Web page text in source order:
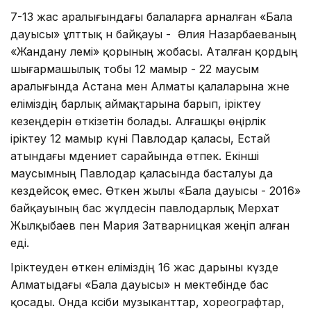
7-13 жас аралығындағы балаларға арналған «Бала
дауысы» ұлттық ән байқауы - Әлия Назарбаеваның
«Жандану әлемі» қорының жобасы. Аталған қордың
шығармашылық тобы 12 мамыр - 22 маусым
аралығында Астана мен Алматы қалаларына және
еліміздің барлық аймақтарына барып, іріктеу
кезеңдерін өткізетін болады. Алғашқы өңірлік
іріктеу 12 мамыр күні Павлодар қаласы, Естай
атындағы мәдениет сарайында өтпек. Екінші
маусымның Павлодар қаласында басталуы да
кездейсоқ емес. Өткен жылы «Бала дауысы - 2016»
байқауының бас жүлдесін павлодарлық Мерхат
Жылқыбаев пен Мария Затварницкая жеңіп алған
еді.
Іріктеуден өткен еліміздің 16 жас дарыны күзде
Алматыдағы «Бала дауысы» ән мектебінде бас
қосады. Онда кәсіби музыканттар, хореографтар,